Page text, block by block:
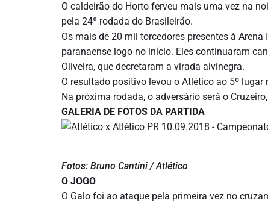
O caldeirão do Horto ferveu mais uma vez na
pela 24ª rodada do Brasileirão.
Os mais de 20 mil torcedores presentes à
paranaense logo no início. Eles continuaram
Oliveira, que decretaram a virada alvinegra.
O resultado positivo levou o Atlético ao 5º
Na próxima rodada, o adversário será o
GALERIA DE FOTOS DA PARTIDA
Fotos: Bruno Cantini / Atlético
O JOGO
O Galo foi ao ataque pela primeira vez no